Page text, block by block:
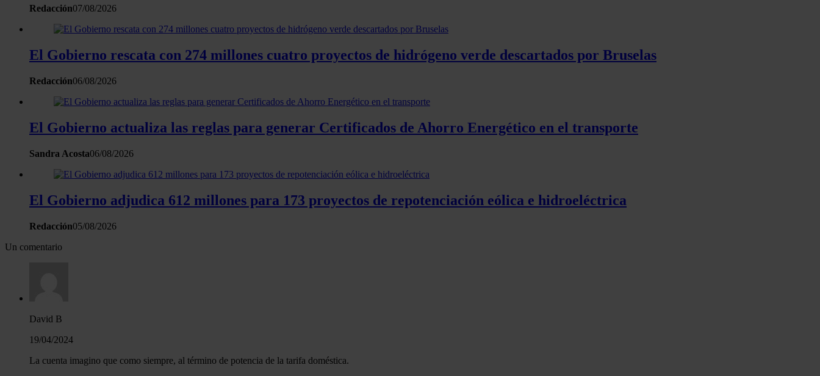
Redacción07/08/2026
El Gobierno rescata con 274 millones cuatro proyectos de hidrógeno verde descartados por Bruselas
Redacción06/08/2026
El Gobierno actualiza las reglas para generar Certificados de Ahorro Energético en el transporte
Sandra Acosta06/08/2026
El Gobierno adjudica 612 millones para 173 proyectos de repotenciación eólica e hidroeléctrica
Redacción05/08/2026
Un comentario
David B
19/04/2024
La cuenta imagino que como siempre, al término de potencia de la tarifa doméstica.